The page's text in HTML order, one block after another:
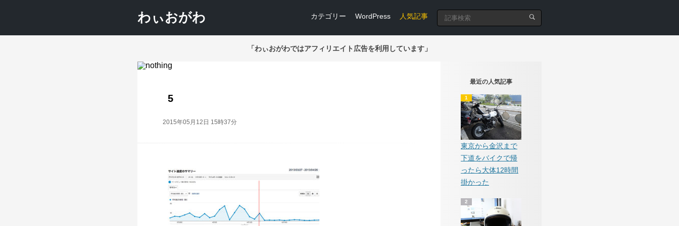
わぃおがわ カテゴリー WordPress 人気記事
「わぃおがわではアフィリエイト広告を利用しています」
5
2015年05月12日 15時37分
最近の人気記事
東京から金沢まで
下道をバイクで帰
ったら大体12時間
掛かった